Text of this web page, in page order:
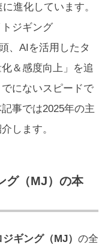
進化しています。
ジギング
、AIを活用したタ
＆感度向上」を追
にないスピードで
事では2025年の主
します。
グ（MJ）の本
ギング（MJ） の全